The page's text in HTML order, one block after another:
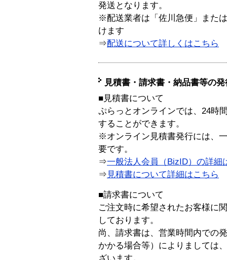
発送となります。
※配送業者は「佐川急便」また
けます
⇒配送について詳しくはこちら
見積書・請求書・納品書等の
■見積書について
ぷらっとオンラインでは、24時
することができます。
※オンライン見積書発行には、
要です。
⇒一般法人会員（BizID）の詳細
⇒ 見積書について詳細はこちら
■請求書について
ご注文時に希望されたお客様に
しております。
尚、請求書は、営業時間内での
かかる場合等）によりましては